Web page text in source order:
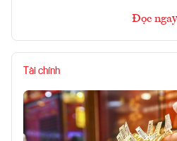
Đọc ngay
Tài chính